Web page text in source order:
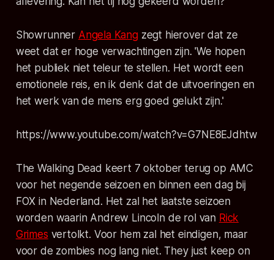
Showrunner Angela Kang zegt hierover dat ze
weet dat er hoge verwachtingen zijn. 'We hopen
het publiek niet teleur te stellen. Het wordt een
emotionele reis, en ik denk dat de uitvoeringen en
het werk van de mens erg goed gelukt zijn.'
https://www.youtube.com/watch?v=G7NE8EJdhtw
The Walking Dead keert 7 oktober terug op AMC
voor het negende seizoen en binnen een dag bij
FOX in Nederland. Het zal het laatste seizoen
worden waarin Andrew Lincoln de rol van Rick
Grimes vertolkt. Voor hem zal het eindigen, maar
voor de zombies nog lang niet. They just keep on